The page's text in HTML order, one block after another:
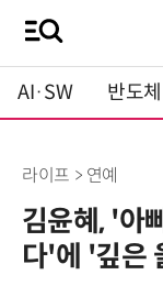
AI·SW 반도체
라이프 > 연예
김윤혜, '아
다'에 '깊은